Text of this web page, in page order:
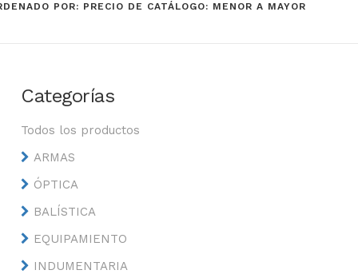
POR: PRECIO DE CATÁLOGO: MENOR A MAYOR
Categorías
Todos los productos
ARMAS
ÓPTICA
BALÍSTICA
EQUIPAMIENTO
INDUMENTARIA